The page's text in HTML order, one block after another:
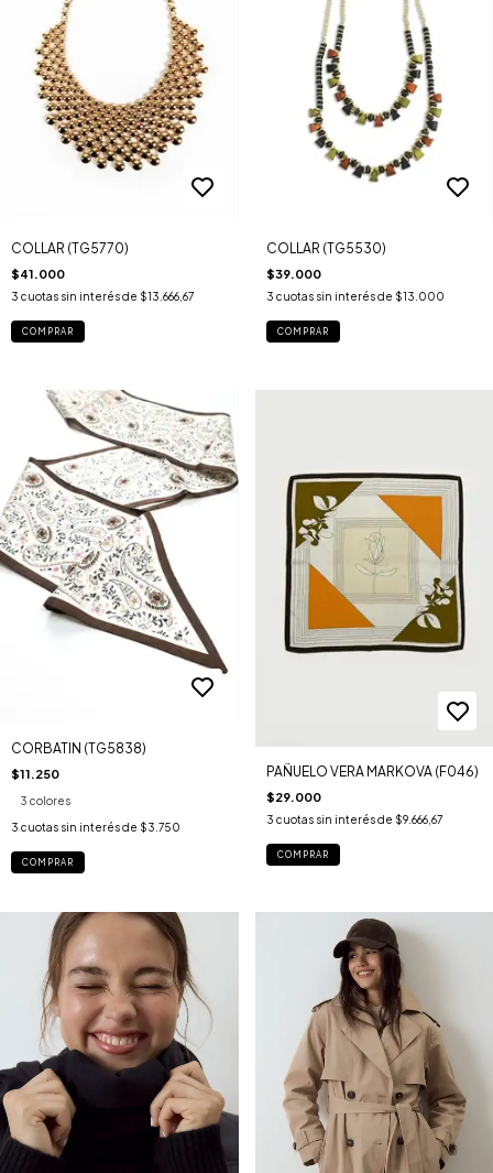
COLLAR (TG5770)
$41.000
3 cuotas sin interés de $13.666,67
COMPRAR
COLLAR (TG5530)
$39.000
3 cuotas sin interés de $13.000
CORBATIN (TG5838)
$11.250
3 colores
3 cuotas sin interés de $3.750
COMPRAR
PAÑUELO VERA MARKOVA (F046)
$29.000
3 cuotas sin interés de $9.666,67
COMPRAR